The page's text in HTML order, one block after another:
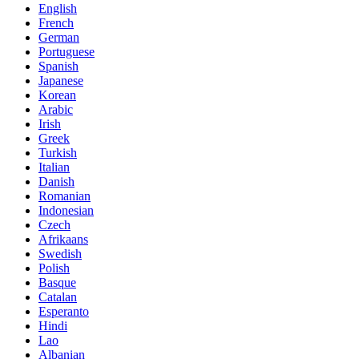
English
French
German
Portuguese
Spanish
Japanese
Korean
Arabic
Irish
Greek
Turkish
Italian
Danish
Romanian
Indonesian
Czech
Afrikaans
Swedish
Polish
Basque
Catalan
Esperanto
Hindi
Lao
Albanian